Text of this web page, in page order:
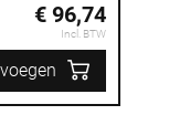
€ 96,74
Incl. BTW